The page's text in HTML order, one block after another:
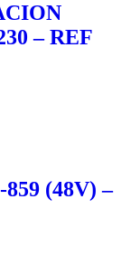
– REF
(48V) –